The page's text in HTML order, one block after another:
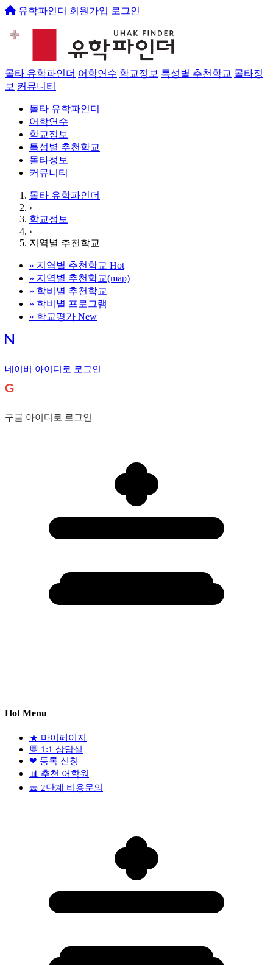
유학파인더 회원가입 로그인
몰타 유학파인더 어학연수 학교정보 특성별 추천학교 몰타정
보 커뮤니티
몰타 유학파인더
어학연수
학교정보
특성별 추천학교
몰타정보
커뮤니티
몰타 유학파인더
›
학교정보
›
지역별 추천학교
» 지역별 추천학교 Hot
» 지역별 추천학교(map)
» 학비별 추천학교
» 학비별 프로그램
» 학교평가 New
네이버 아이디로 로그인
G
구글 아이디로 로그인
Hot Menu
★ 마이페이지
💬 1:1 상담실
❤ 등록 신청
📊 추천 어학원
🎫 2단계 비용문의